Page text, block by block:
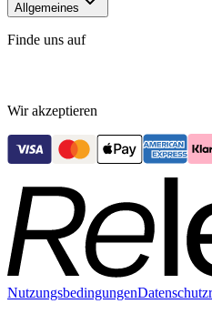
Allgemeines
Finde uns auf
Wir akzeptieren
Nutzungsbedingungen